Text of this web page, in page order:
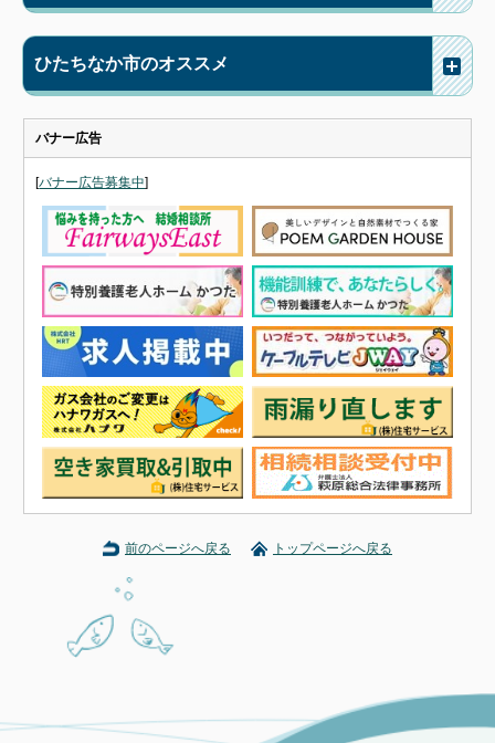
ひたちなか市のオススメ
バナー広告
[バナー広告募集中]
前のページへ戻る トップページへ戻る